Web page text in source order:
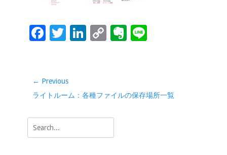
F
b
o
o
k
T
er
Li
dI
n
C
Li
n
Ev
e
投
稿
ビ
ゲ
← Previous
Previous
ライトルーム：各種ファイルの保存場所一覧
Search
for: